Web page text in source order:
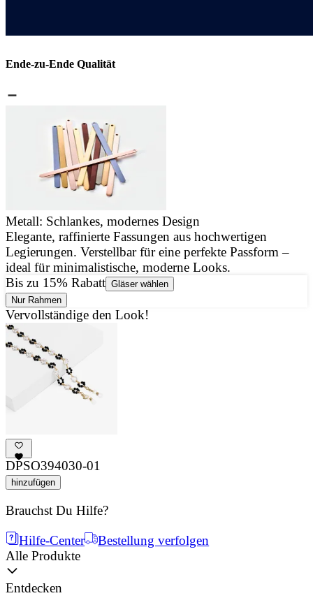
Ende-zu-Ende Qualität
Metall: Schlankes, modernes Design
Elegante, raffinierte Fassungen aus hochwertigen
Legierungen. Verstellbar für eine perfekte Passform –
ideal für minimalistische, moderne Looks.
Bis zu 15% Rabatt Gläser wählen
Nur Rahmen
Vervollständige den Look!
DPSO394030-01
hinzufügen
Brauchst Du Hilfe?
Hilfe-Center
Bestellung verfolgen
Alle Produkte
Entdecken